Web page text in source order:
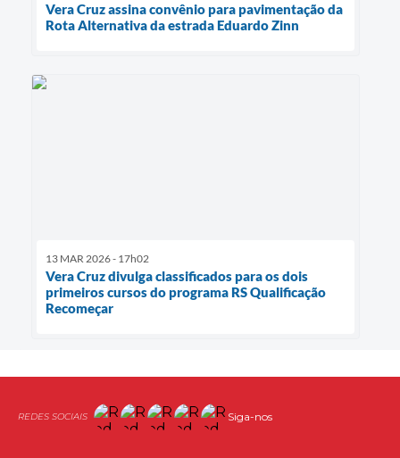
Vera Cruz assina convênio para pavimentação da
Rota Alternativa da estrada Eduardo Zinn
13 MAR 2026 - 17h02
Vera Cruz divulga classificados para os dois
primeiros cursos do programa RS Qualificação
Recomeçar
Siga-nos